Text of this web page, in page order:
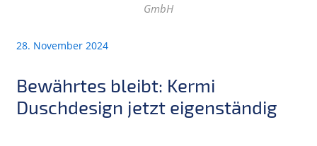
GmbH
28. November 2024
Bewährtes bleibt: Kermi
Duschdesign jetzt eigenständig